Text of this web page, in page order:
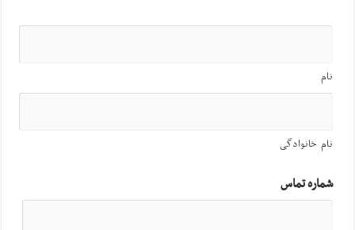
نام
نام خانوادگی
شماره تماس